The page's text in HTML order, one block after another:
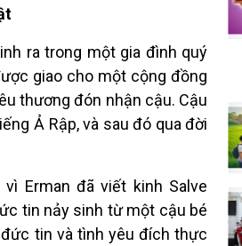
ra trong một gia đình quý
giao cho một cộng đồng
thương đón nhận cậu. Cậu
Ả Rập, và sau đó qua đời
Erman đã viết kinh Salve
tin nảy sinh từ một cậu bé
tin và tình yêu đích thực